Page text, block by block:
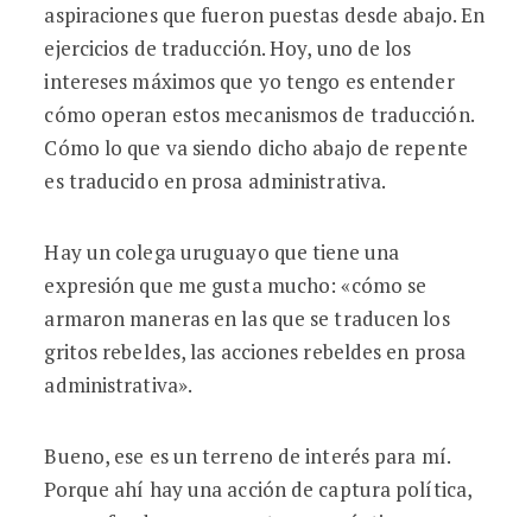
aspiraciones que fueron puestas desde abajo. En
ejercicios de traducción. Hoy, uno de los
intereses máximos que yo tengo es entender
cómo operan estos mecanismos de traducción.
Cómo lo que va siendo dicho abajo de repente
es traducido en prosa administrativa.
Hay un colega uruguayo que tiene una
expresión que me gusta mucho: «cómo se
armaron maneras en las que se traducen los
gritos rebeldes, las acciones rebeldes en prosa
administrativa».
Bueno, ese es un terreno de interés para mí.
Porque ahí hay una acción de captura política,